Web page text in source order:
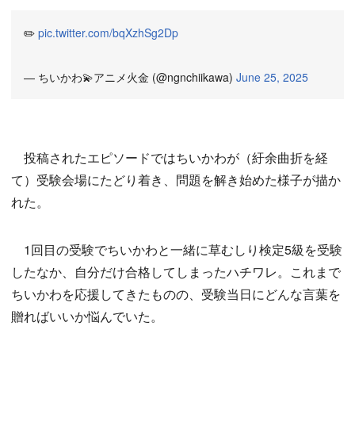
✏️ pic.twitter.com/bqXzhSg2Dp
— ちいかわ💫アニメ火金 (@ngnchiikawa) June 25, 2025
投稿されたエピソードではちいかわが（紆余曲折を経
て）受験会場にたどり着き、問題を解き始めた様子が描か
れた。
1回目の受験でちいかわと一緒に草むしり検定5級を受験
したなか、自分だけ合格してしまったハチワレ。これまで
ちいかわを応援してきたものの、受験当日にどんな言葉を
贈ればいいか悩んでいた。